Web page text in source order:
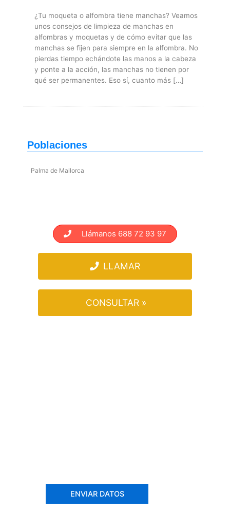
¿Tu moqueta o alfombra tiene manchas? Veamos
unos consejos de limpieza de manchas en
alfombras y moquetas y de cómo evitar que las
manchas se fijen para siempre en la alfombra. No
pierdas tiempo echándote las manos a la cabeza
y ponte a la acción, las manchas no tienen por
qué ser permanentes. Eso sí­, cuanto más […]
Poblaciones
Palma de Mallorca
Llámanos 688 72 93 97
LLAMAR
CONSULTAR »